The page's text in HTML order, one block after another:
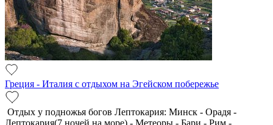
Греция - Италия с отдыхом на Эгейском побережье
Отдых у подножья богов Лептокария: Минск - Орадя -
Лептокария(7 ночей на море) - Метеоры - Бари - Рим -